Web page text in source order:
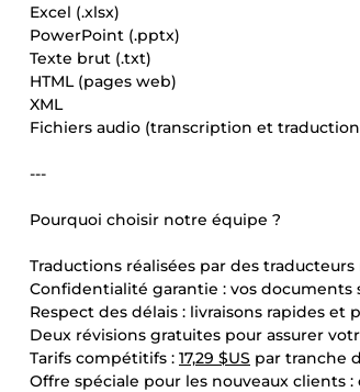
Excel (.xlsx)
PowerPoint (.pptx)
Texte brut (.txt)
HTML (pages web)
XML
Fichiers audio (transcription et
---
Pourquoi choisir notre équipe ?
Traductions réalisées par des
Confidentialité garantie : vos
Respect des délais : livraisons rapides et
Deux révisions gratuites pour assurer
Tarifs compétitifs : 17,29 $US par tranche
Offre spéciale pour les nouveaux clients